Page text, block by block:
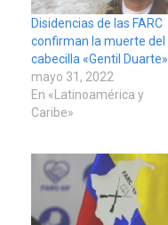
Disidencias de las FARC
confirman la muerte del
cabecilla «Gentil Duarte»
mayo 31, 2022
En «Latinoamérica y
Caribe»